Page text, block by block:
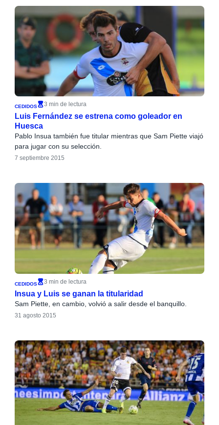
CEDIDOS 3 min de lectura
Luis Fernández se estrena como goleador en
Huesca
Pablo Insua también fue titular mientras que Sam Piette viajó
para jugar con su selección.
7 septiembre 2015
CEDIDOS 3 min de lectura
Insua y Luis se ganan la titularidad
Sam Piette, en cambio, volvió a salir desde el banquillo.
31 agosto 2015